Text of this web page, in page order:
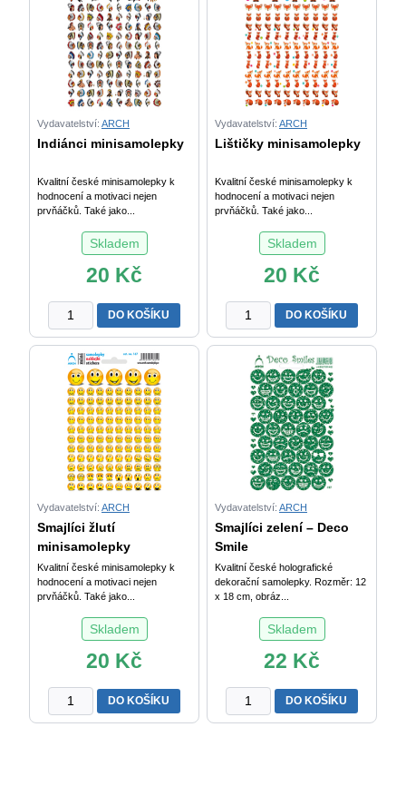
Vydavatelství: ARCH
Indiánci minisamolepky
Kvalitní české minisamolepky k
hodnocení a motivaci nejen
prvňáčků. Také jako...
Skladem
20 Kč
Indiánci
minisamolepky
množství
DO KOŠÍKU
Vydavatelství: ARCH
Lištičky minisamolepky
Kvalitní české minisamolepky k
hodnocení a motivaci nejen
prvňáčků. Také jako...
Skladem
20 Kč
Lištičky
minisamolepky
množství
DO KOŠÍKU
Vydavatelství: ARCH
Smajlíci žlutí
minisamolepky
Kvalitní české minisamolepky k
hodnocení a motivaci nejen
prvňáčků. Také jako...
Skladem
20 Kč
Smajlíci
žlutí
DO KOŠÍKU
Vydavatelství: ARCH
Smajlíci zelení – Deco
Smile
Kvalitní české holografické
dekorační samolepky. Rozměr: 12
x 18 cm, obráz...
Skladem
22 Kč
Smajlíci
zelení
DO KOŠÍKU